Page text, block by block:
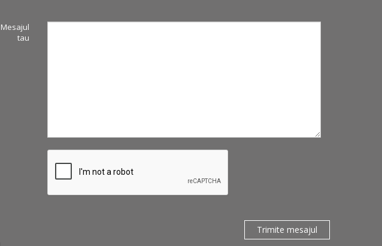
Mesajul
tau
Trimite mesajul